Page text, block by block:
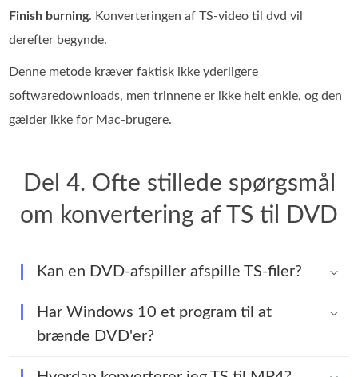
Finish burning. Konverteringen af TS‑video til dvd vil
derefter begynde.
Denne metode kræver faktisk ikke yderligere
softwaredownloads, men trinnene er ikke helt enkle, og den
gælder ikke for Mac-brugere.
Del 4. Ofte stillede spørgsmål
om konvertering af TS til DVD
Kan en DVD-afspiller afspille TS-filer?
Har Windows 10 et program til at
brænde DVD'er?